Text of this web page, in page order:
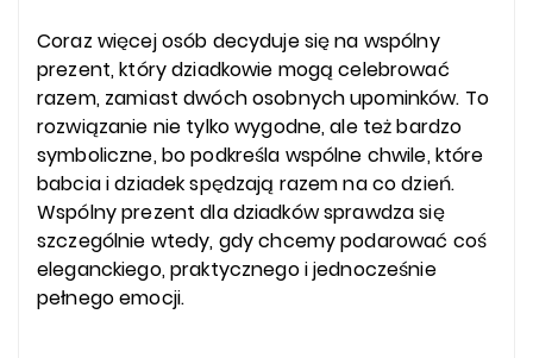
Coraz więcej osób decyduje się na wspólny
prezent, który dziadkowie mogą celebrować
razem, zamiast dwóch osobnych upominków. To
rozwiązanie nie tylko wygodne, ale też bardzo
symboliczne, bo podkreśla wspólne chwile, które
babcia i dziadek spędzają razem na co dzień.
Wspólny prezent dla dziadków sprawdza się
szczególnie wtedy, gdy chcemy podarować coś
eleganckiego, praktycznego i jednocześnie
pełnego emocji.